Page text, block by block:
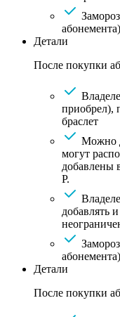
Детали
После покупки
приобрел),
браслет
Можно
могут
добавлены
Р.
добавлять
Детали
После покупки